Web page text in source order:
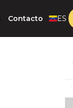
Contacto ES